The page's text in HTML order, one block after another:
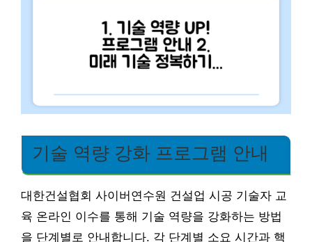
기술 역량 강화 프로그램 안내
대한건설협회 사이버연수원 건설업 시공 기술자 교
육 온라인 이수를 통해 기술 역량을 강화하는 방법
을 단계별로 안내합니다. 각 단계별 소요 시간과 핵